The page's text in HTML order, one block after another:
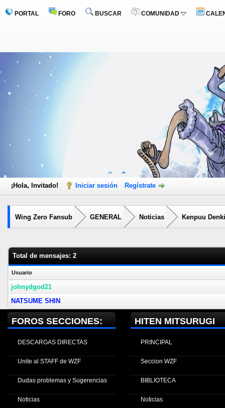
PORTAL FORO BUSCAR COMUNIDAD
¡Hola, Invitado! Iniciar sesión Regístrate
Wing Zero Fansub GENERAL Noticias Kenpuu
Total de mensajes: 2
Usuario
johnydgod21
NATSUME SHIN
FOROS SECCIONES:
DESCARGAS DIRECTAS
Unite al STAFF de WZF
Dudas problemas y Sugerencias
Noticias
HITEN MITSURUGI
PRINCIPAL
Seccion WZF
BIBLIOTECA
Noticias